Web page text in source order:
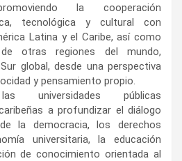
la cooperación
tecnológica y cultural con
Latina y el Caribe, así como
otras regiones del mundo,
global, desde una perspectiva
y pensamiento propio.
universidades públicas
a profundizar el diálogo
la democracia, los derechos
universitaria, la educación
de conocimiento orientada al